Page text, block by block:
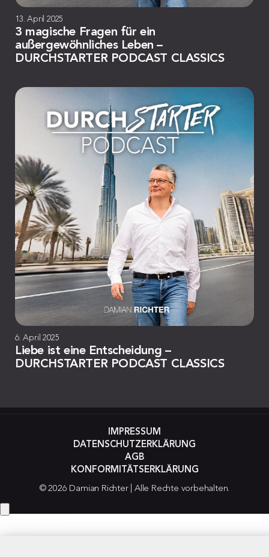
13. April 2025
3 magische Fragen für ein
außergewöhnliches Leben –
DURCHSTARTER PODCAST CLASSICS
6. April 2025
Liebe ist eine Entscheidung –
DURCHSTARTER PODCAST CLASSICS
© 2026 Damian Richter | Alle Rechte vorbehalten.
IMPRESSUM
DATENSCHUTZERKLÄRUNG
AGB
KONFORMITÄTSERKLÄRUNG